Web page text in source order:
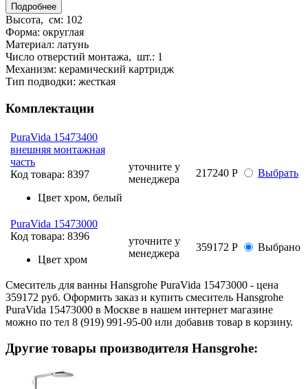
Подробнее
Высота, см: 102
Форма: округлая
Материал: латунь
Число отверстий монтажа, шт.: 1
Механизм: керамический картридж
Тип подводки: жесткая
Комплектации
PuraVida 15473400
внешняя монтажная
часть
Код товара: 8397
Цвет хром, белый
уточните у
менеджера
217240 Р Выбрать
PuraVida 15473000
Код товара: 8396
Цвет хром
уточните у
менеджера
359172 Р Выбрано
Смеситель для ванны Hansgrohe PuraVida 15473000 - цена
359172 руб. Оформить заказ и купить смеситель Hansgrohe
PuraVida 15473000 в Москве в нашем интернет магазине
можно по тел 8 (919) 991-95-00 или добавив товар в корзину.
Другие товары производителя Hansgrohe: